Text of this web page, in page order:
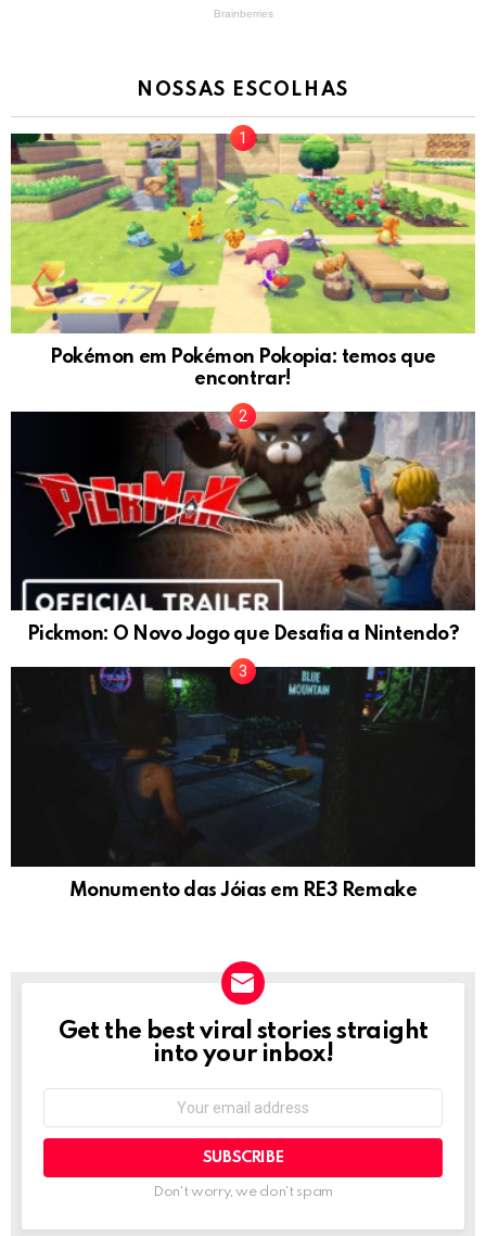
NOSSAS ESCOLHAS
Pokémon em Pokémon Pokopia: temos que
encontrar!
Pickmon: O Novo Jogo que Desafia a Nintendo?
Monumento das Jóias em RE3 Remake
NEWSLETTER
Get the best viral stories straight
into your inbox!
Don't worry, we don't spam